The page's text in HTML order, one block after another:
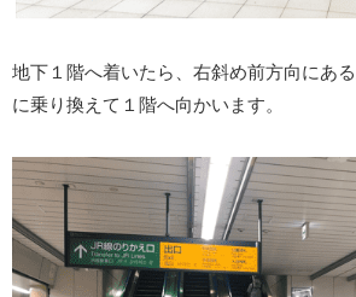
地下１階へ着いたら、右斜め前方向にあ
に乗り換えて１階へ向かいます。